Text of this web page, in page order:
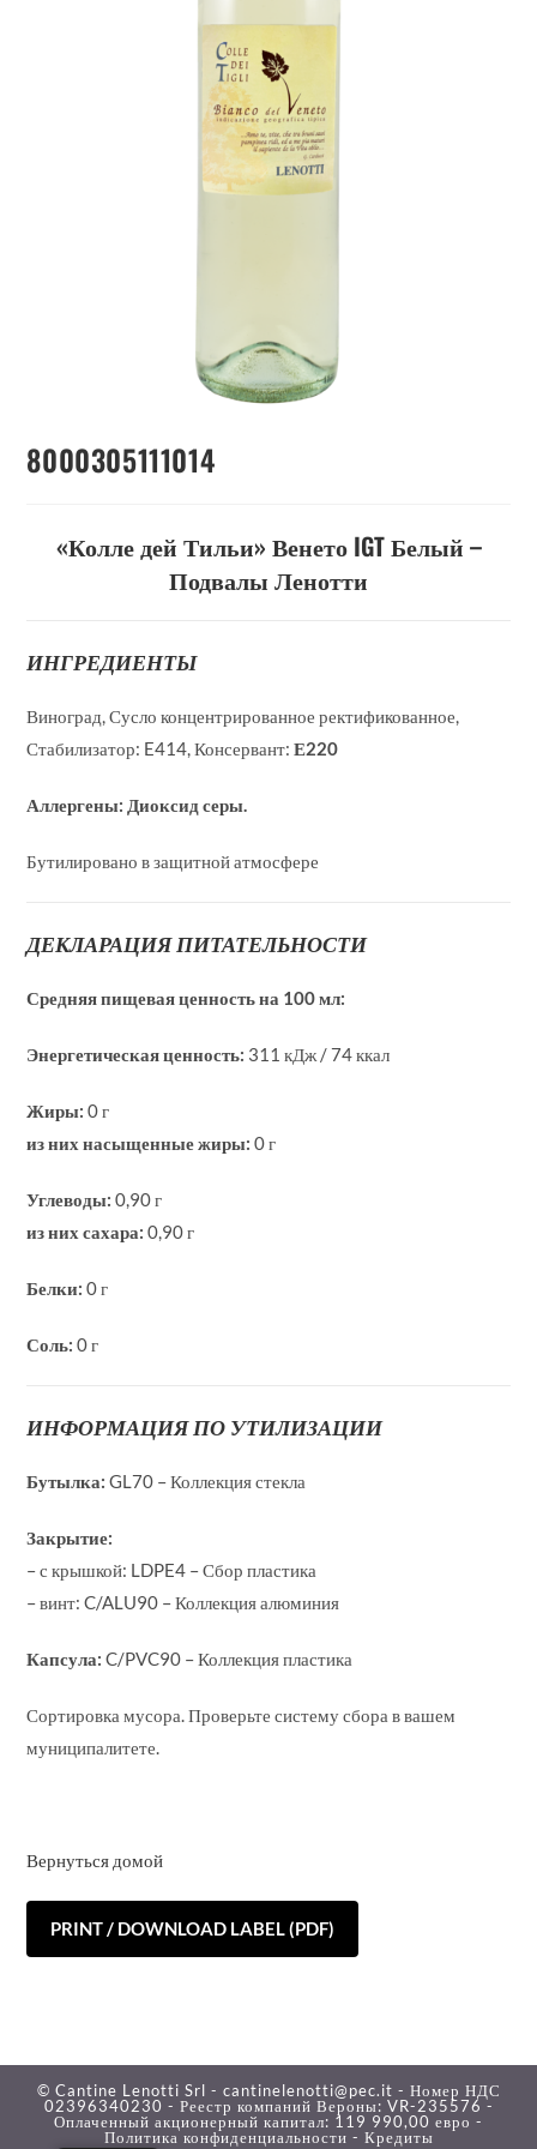
8000305111014
«Колле дей Тильи» Венето IGT Белый –
Подвалы Ленотти
ИНГРЕДИЕНТЫ
Виноград, Сусло концентрированное ректификованное,
Стабилизатор: E414, Консервант:Е220
Аллергены: Диоксид серы.
Бутилировано в защитной атмосфере
ДЕКЛАРАЦИЯ ПИТАТЕЛЬНОСТИ
Средняя пищевая ценность на 100 мл:
Энергетическая ценность: 311 кДж / 74 ккал
Жиры: 0 г
из них насыщенные жиры: 0 г
Углеводы: 0,90 г
из них сахара: 0,90 г
Белки:0 г
Соль:0 г
ИНФОРМАЦИЯ ПО УТИЛИЗАЦИИ
Бутылка:GL70 – Коллекция стекла
Закрытие:
– с крышкой: LDPE4 – Сбор пластика
– винт: C/ALU90 – Коллекция алюминия
Капсула:C/PVC90 – Коллекция пластика
Сортировка мусора. Проверьте систему сбора в вашем
муниципалитете.
Вернуться домой
PRINT / DOWNLOAD LABEL (PDF)
© Cantine Lenotti Srl - cantinelenotti@pec.it - Номер НДС
02396340230 - Реестр компаний Вероны: VR-235576 -
Оплаченный акционерный капитал: 119 990,00 евро -
Политика конфиденциальности - Кредиты